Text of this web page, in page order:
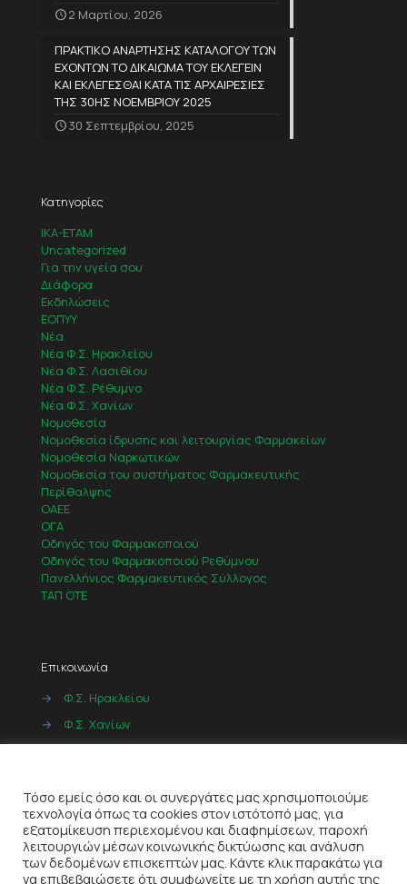
2 Μαρτίου, 2026
ΠΡΑΚΤΙΚΟ ΑΝΑΡΤΗΣΗΣ ΚΑΤΑΛΟΓΟΥ ΤΩΝ
ΕΧΟΝΤΩΝ ΤΟ ΔΙΚΑΙΩΜΑ ΤΟΥ ΕΚΛΕΓΕΙΝ
ΚΑΙ ΕΚΛΕΓΕΣΘΑΙ ΚΑΤΑ ΤΙΣ ΑΡΧΑΙΡΕΣΙΕΣ
ΤΗΣ 30ΗΣ ΝΟΕΜΒΡΙΟΥ 2025
30 Σεπτεμβρίου, 2025
Κατηγορίες
IKA-ETAM
Uncategorized
Για την υγεία σου
Διάφορα
Εκδηλώσεις
ΕΟΠΥΥ
Νέα
Νέα Φ.Σ. Ηρακλείου
Νέα Φ.Σ. Λασιθίου
Νέα Φ.Σ. Ρέθυμνο
Νέα Φ.Σ. Χανίων
Νομοθεσία
Νομοθεσία ίδρυσης και λειτουργίας Φαρμακείων
Νομοθεσία Ναρκωτικών
Νομοθεσία του συστήματος Φαρμακευτικής
Περίθαλψης
ΟΑΕΕ
ΟΓΑ
Οδηγός του Φαρμακοποιού
Οδηγός του Φαρμακοποιού Ρεθύμνου
Πανελλήνιος Φαρμακευτικός Σύλλογος
ΤΑΠ ΟΤΕ
Επικοινωνία
→
Φ.Σ. Ηρακλείου
→
Φ.Σ. Χανίων
Τόσο εμείς όσο και οι συνεργάτες μας χρησιμοποιούμε
τεχνολογία όπως τα cookies στον ιστότοπό μας, για
εξατομίκευση περιεχομένου και διαφημίσεων, παροχή
λειτουργιών μέσων κοινωνικής δικτύωσης και ανάλυση
των δεδομένων επισκεπτών μας. Κάντε κλικ παρακάτω για
να επιβεβαιώσετε ότι συμφωνείτε με τη χρήση αυτής της